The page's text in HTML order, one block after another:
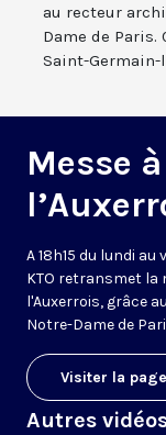
au recteur
Dame de Paris.
Saint-Germain-
Messe
A 18h15 du lundi
KTO retransmet la
l'Auxerrois, grâce
Notre-Dame de
Visiter la
Autres